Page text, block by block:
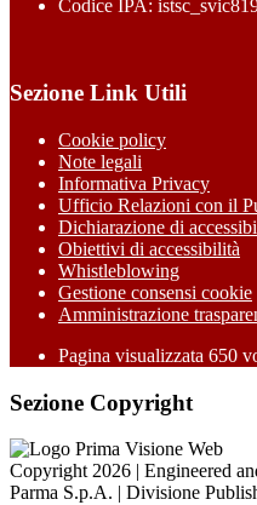
Codice IPA:
Sezione Link Utili
Cookie policy
Note legali
Informativa Privacy
Ufficio Relazioni con il
Dichiarazione di
Obiettivi di accessibilità
Whistleblowing
Gestione consensi cookie
Amministrazione
Pagina visualizzata 650
Sezione Copyright
Copyright 2026 | Engineered
Parma S.p.A. | Divisione